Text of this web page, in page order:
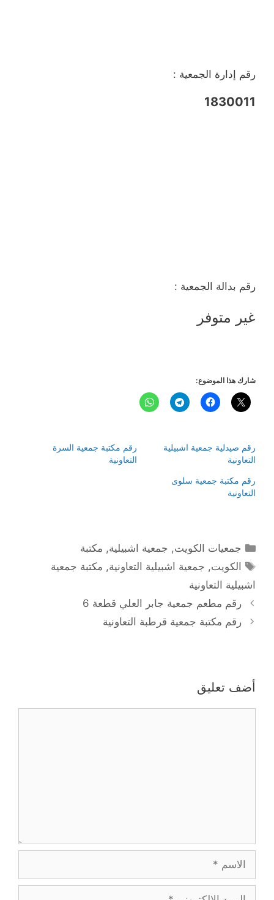
رقم إدارة الجمعية :
1830011
رقم بدالة الجمعية :
غير متوفر
شارك هذا الموضوع:
رقم صيدلية جمعية اشبيلية
التعاونية
رقم مكتبة جمعية السرة
التعاونية
رقم مكتبة جمعية سلوى
التعاونية
التصنيفات
جمعيات الكويت, جمعية اشبيلية, مكتبة
الوسوم
الكويت, جمعية اشبيلية التعاونية, مكتبة جمعية
اشبيلية التعاونية
رقم مطعم جمعية جابر العلي قطعة 6
رقم مكتبة جمعية قرطبة التعاونية
أضف تعليق